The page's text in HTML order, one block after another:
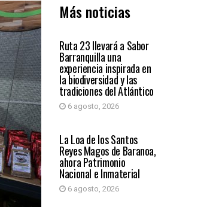
Más noticias
ATLÁNTICO
Ruta 23 llevará a Sabor
Barranquilla una
experiencia inspirada en
la biodiversidad y las
tradiciones del Atlántico
6 agosto, 2026
ATLÁNTICO
La Loa de los Santos
Reyes Magos de Baranoa,
ahora Patrimonio
Nacional e Inmaterial
6 agosto, 2026